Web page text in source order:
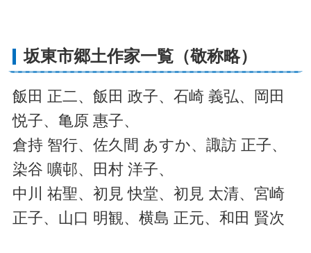
坂東市郷土作家一覧（敬称略）
飯田 正二、飯田 政子、石崎 義弘、岡田
悦子、亀原 惠子、
倉持 智行、佐久間 あすか、諏訪 正子、
染谷 嚝邨、田村 洋子、
中川 祐聖、初見 快堂、初見 太清、宮崎
正子、山口 明観、横島 正元、和田 賢次